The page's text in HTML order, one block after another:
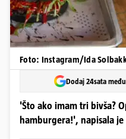
Foto: Instagram/Ida
Dodaj 24sata
'Što ako imam tri bivša?
hamburgera!', napisala